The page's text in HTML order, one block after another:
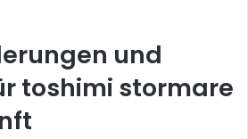
und
toshimi stormare